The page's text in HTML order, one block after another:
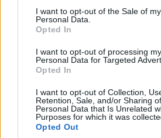
I want to opt-out of the Sale of my
Personal Data.
Opted In
I want to opt-out of processing my
Personal Data for Targeted
Opted In
I want to opt-out of Collection,
Retention, Sale, and/or Sharing
Personal Data that Is Unrelated
Purposes for which it was
Opted Out
Az előfizetés a következőket
Portfolio.hu teljes
kötéslistái
Előfizetés
MÁR ELŐFIZETŐNK VAGY?